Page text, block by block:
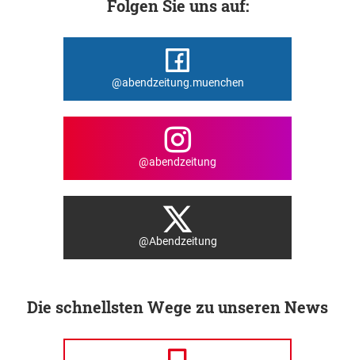
Folgen Sie uns auf:
@abendzeitung.muenchen
@abendzeitung
@Abendzeitung
Die schnellsten Wege zu unseren News